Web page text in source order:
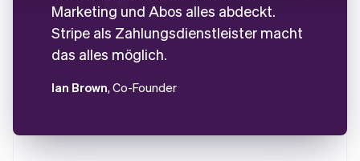
Marketing und Abos alles abdeckt.
Stripe als Zahlungsdienstleister macht
das alles möglich.
Ian Brown, Co-Founder